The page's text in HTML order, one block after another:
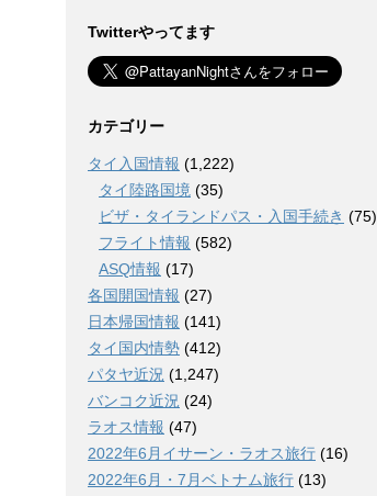
Twitterやってます
カテゴリー
タイ入国情報 (1,222)
タイ陸路国境 (35)
ビザ・タイランドパス・入国手続き (75)
フライト情報 (582)
ASQ情報 (17)
各国開国情報 (27)
日本帰国情報 (141)
タイ国内情勢 (412)
パタヤ近況 (1,247)
バンコク近況 (24)
ラオス情報 (47)
2022年6月イサーン・ラオス旅行 (16)
2022年6月・7月ベトナム旅行 (13)